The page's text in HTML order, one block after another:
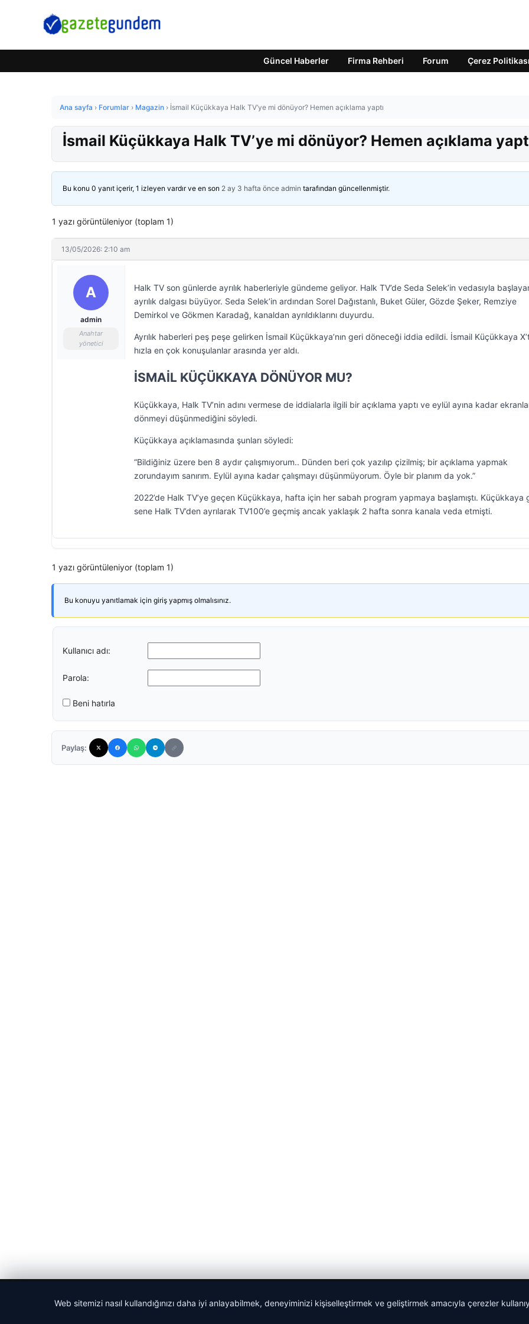
Güncel Haberler Firma Rehberi Forum Çerez Politikası
Ana sayfa › Forumlar › Magazin › İsmail Küçükkaya Halk TV’ye mi dönüyor? Hemen açıklama yaptı
İsmail Küçükkaya Halk TV’ye mi dönüyor? Hemen açıklama
Bu konu 0 yanıt içerir, 1 izleyen vardır ve en son 2 ay 3 hafta önce admin tarafından güncellenmiştir.
1 yazı görüntüleniyor (toplam 1)
13/05/2026: 2:10 am
A
admin
Anahtar
yönetici
Halk TV son günlerde ayrılık haberleriyle gündeme geliyor. Halk TV’de Seda Selek’in vedasıyla
ayrılık dalgası büyüyor. Seda Selek’in ardından Sorel Dağıstanlı, Buket Güler, Gözde Şeker, Remziye
Demirkol ve Gökmen Karadağ, kanaldan ayrıldıklarını duyurdu.
Ayrılık haberleri peş peşe gelirken İsmail Küçükkaya’nın geri döneceği iddia edildi. İsmail Küçükkaya
hızla en çok konuşulanlar arasında yer aldı.
İSMAİL KÜÇÜKKAYA DÖNÜYOR MU?
Küçükkaya, Halk TV’nin adını vermese de iddialarla ilgili bir açıklama yaptı ve eylül ayına kadar
dönmeyi düşünmediğini söyledi.
Küçükkaya açıklamasında şunları söyledi:
“Bildiğiniz üzere ben 8 aydır çalışmıyorum.. Dünden beri çok yazılıp çizilmiş; bir açıklama yapmak
zorundayım sanırım. Eylül ayına kadar çalışmayı düşünmüyorum. Öyle bir planım da yok.”
2022’de Halk TV’ye geçen Küçükkaya, hafta için her sabah program yapmaya başlamıştı. Küçükkaya
sene Halk TV’den ayrılarak TV100’e geçmiş ancak yaklaşık 2 hafta sonra kanala veda etmişti.
1 yazı görüntüleniyor (toplam 1)
Bu konuyu yanıtlamak için giriş yapmış olmalısınız.
Kullanıcı adı:
Parola:
Beni hatırla
Paylaş:
Web sitemizi nasıl kullandığınızı daha iyi anlayabilmek, deneyiminizi kişiselleştirmek ve geliştirmek amacıyla çerezler